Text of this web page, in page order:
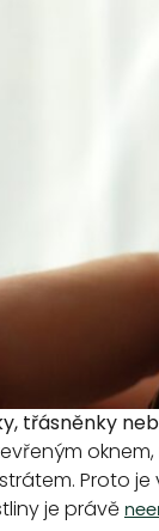
třásněnky
oknem,
Proto
je právě